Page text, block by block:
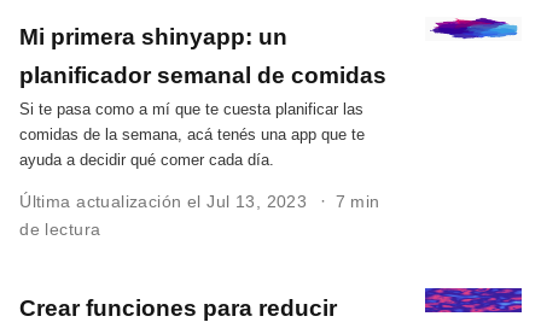
Mi primera shinyapp: un
planificador semanal de comidas
Si te pasa como a mí que te cuesta planificar las
comidas de la semana, acá tenés una app que te
ayuda a decidir qué comer cada día.
Última actualización el Jul 13, 2023
7 min
de lectura
Crear funciones para reducir